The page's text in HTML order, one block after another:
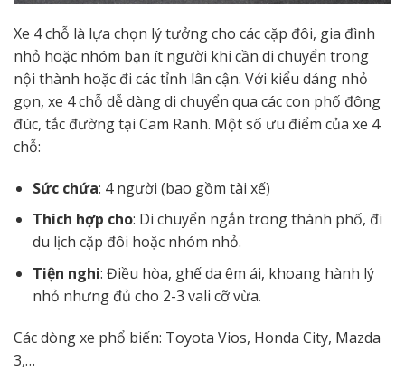
Xe 4 chỗ là lựa chọn lý tưởng cho các cặp đôi, gia đình
nhỏ hoặc nhóm bạn ít người khi cần di chuyển trong
nội thành hoặc đi các tỉnh lân cận. Với kiểu dáng nhỏ
gọn, xe 4 chỗ dễ dàng di chuyển qua các con phố đông
đúc, tắc đường tại Cam Ranh. Một số ưu điểm của xe 4
chỗ:
Sức chứa: 4 người (bao gồm tài xế)
Thích hợp cho: Di chuyển ngắn trong thành phố, đi
du lịch cặp đôi hoặc nhóm nhỏ.
Tiện nghi: Điều hòa, ghế da êm ái, khoang hành lý
nhỏ nhưng đủ cho 2-3 vali cỡ vừa.
Các dòng xe phổ biến: Toyota Vios, Honda City, Mazda
3,…